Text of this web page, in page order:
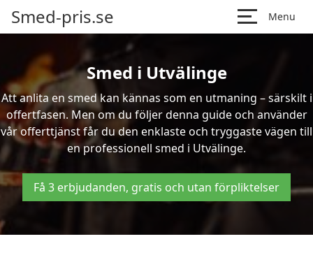
Smed-pris.se Menu
Smed i Utvälinge
Att anlita en smed kan kännas som en utmaning – särskilt i
offertfasen. Men om du följer denna guide och använder
vår offerttjänst får du den enklaste och tryggaste vägen till
en professionell smed i Utvälinge.
Få 3 erbjudanden, gratis och utan förpliktelser